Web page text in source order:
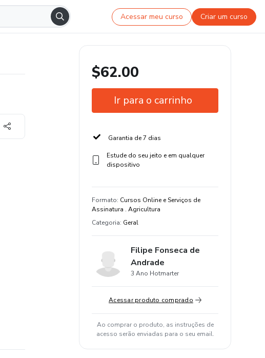
Acessar meu curso Criar um curso
$62.00
Ir para o carrinho
Garantia de 7 dias
Estude do seu jeito e em qualquer
dispositivo
Formato: Cursos Online e Serviços de
Assinatura . Agricultura
Categoria: Geral
Filipe Fonseca de
Andrade
3 Ano Hotmarter
Acessar produto comprado
Ao comprar o produto, as instruções de
acesso serão enviadas para o seu email.